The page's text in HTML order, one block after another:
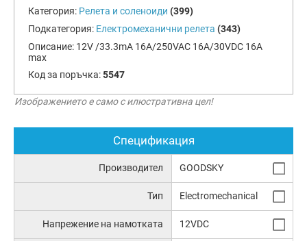
Категория: Релета и соленоиди (399)
Подкатегория: Електромеханични релета (343)
Описание: 12V /33.3mA 16A/250VAC 16A/30VDC 16A
max
Код за поръчка:5547
Изображението е само с илюстративна цел!
Спецификация
Производител GOODSKY
Тип Electromechanical
Напрежение на намотката 12VDC